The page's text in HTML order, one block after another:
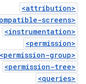
<attribution>
<compatible-screens>
<instrumentation>
<permission>
<permission-group>
<permission-tree>
<queries>